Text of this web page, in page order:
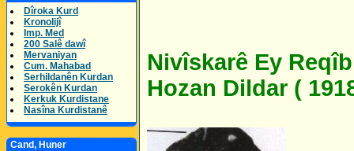
Dîroka Kurd
Kronolijî
Imp. Med
200 Salê dawî
Mervaniyan
Cum. Mahabad
Serhildanên Kurdan
Serokên Kurdan
Kerkuk Kurdistane
Nasîna Kurdistanê
Cand, Huner
Nivîskarê Ey
Hozan Dildar (